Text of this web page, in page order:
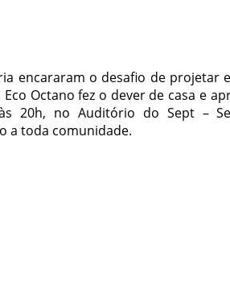
encararam o desafio de
Octano fez o dever de casa e
20h, no Auditório do Sept –
a toda comunidade.